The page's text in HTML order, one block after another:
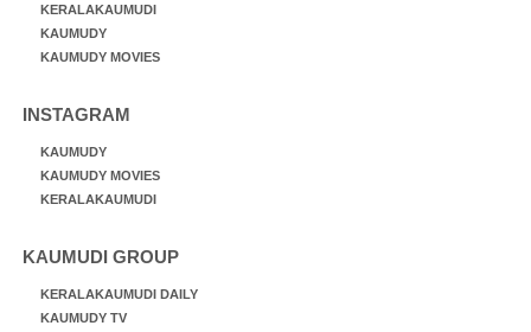
KERALAKAUMUDI
KAUMUDY
KAUMUDY MOVIES
INSTAGRAM
KAUMUDY
KAUMUDY MOVIES
KERALAKAUMUDI
KAUMUDI GROUP
KERALAKAUMUDI DAILY
KAUMUDY TV